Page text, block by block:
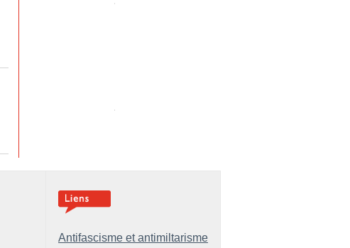
Antifascisme et antimiltarisme